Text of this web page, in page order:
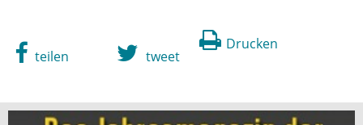
Drucken
teilen tweet